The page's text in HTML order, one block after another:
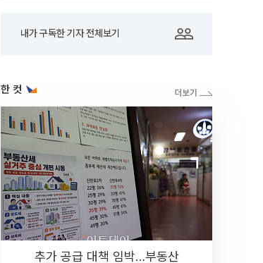
내가 구독한 기자 전체보기
한 컷
추가 공급 대책 임박…부동산